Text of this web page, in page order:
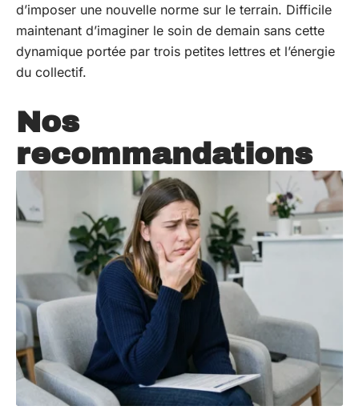
d’imposer une nouvelle norme sur le terrain. Difficile
maintenant d’imaginer le soin de demain sans cette
dynamique portée par trois petites lettres et l’énergie
du collectif.
Nos
recommandations